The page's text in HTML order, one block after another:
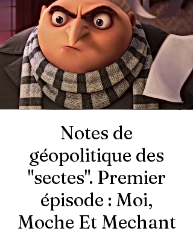
Notes de
géopolitique des
"sectes". Premier
épisode : Moi,
Moche Et Mechant